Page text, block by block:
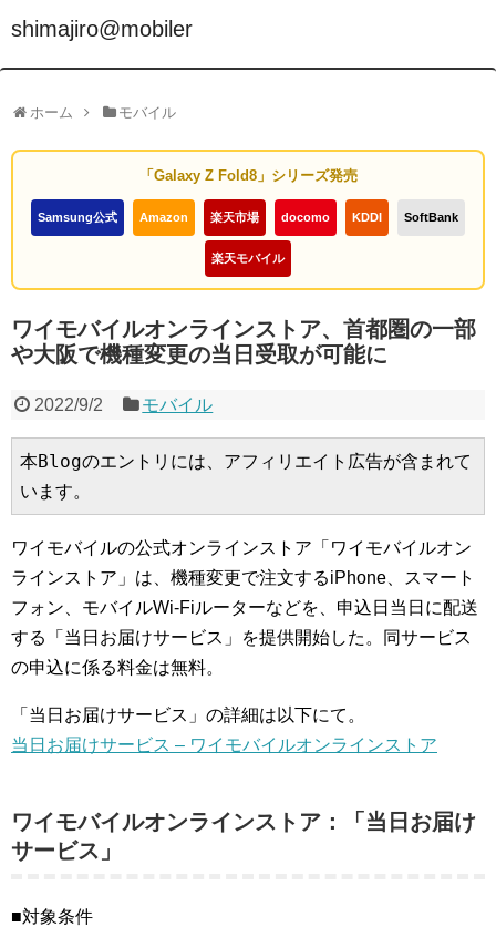
shimajiro@mobiler
ホーム モバイル
「Galaxy Z Fold8」シリーズ発売
Samsung公式 Amazon 楽天市場 docomo KDDI SoftBank
楽天モバイル
ワイモバイルオンラインストア、首都圏の一部
や大阪で機種変更の当日受取が可能に
2022/9/2 モバイル
本Blogのエントリには、アフィリエイト広告が含まれて
います。
ワイモバイルの公式オンラインストア「ワイモバイルオン
ラインストア」は、機種変更で注文するiPhone、スマート
フォン、モバイルWi-Fiルーターなどを、申込日当日に配送
する「当日お届けサービス」を提供開始した。同サービス
の申込に係る料金は無料。
「当日お届けサービス」の詳細は以下にて。
当日お届けサービス – ワイモバイルオンラインストア
ワイモバイルオンラインストア：「当日お届け
サービス」
■対象条件